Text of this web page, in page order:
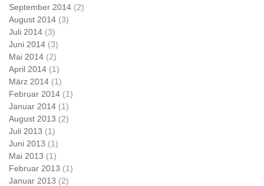
September 2014 (2)
August 2014 (3)
Juli 2014 (3)
Juni 2014 (3)
Mai 2014 (2)
April 2014 (1)
März 2014 (1)
Februar 2014 (1)
Januar 2014 (1)
August 2013 (2)
Juli 2013 (1)
Juni 2013 (1)
Mai 2013 (1)
Februar 2013 (1)
Januar 2013 (2)